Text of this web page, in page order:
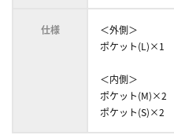
仕様
＜外側＞
ポケット(L)×1
＜内側＞
ポケット(M)×2
ポケット(S)×2